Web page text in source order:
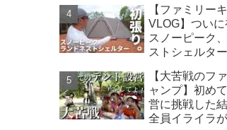
まさかの穴。 -
KIMIDORI
【ファミリー
VLOG】ついに
スノーピーク
ストシェルタ
アビルキャン
那須／LUMIX
パハキット アウトドア
VLOG
【大苦戦のフ
ャンプ】初め
営に挑戦した
全員イライラ